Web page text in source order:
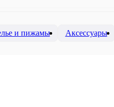
и пижамы Аксессуары